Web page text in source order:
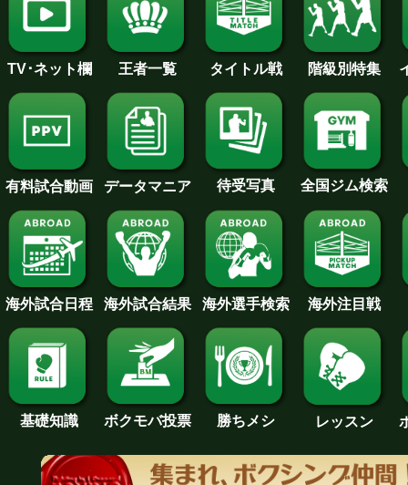
TV･ネット欄 王者一覧 タイトル戦 階級別特集
有料試合動画 データマニア 待受写真 全国ジム検索
海外試合日程 海外試合結果 海外選手検索 海外注目戦
基礎知識 ボクモバ投票 勝ちメシ レッスン